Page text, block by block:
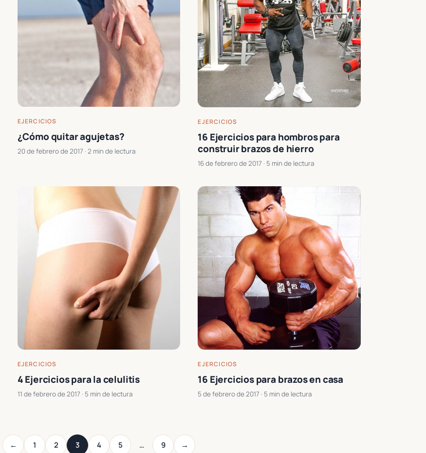
EJERCICIOS
¿Cómo quitar agujetas?
20 de febrero de 2017 · 2 min de lectura
EJERCICIOS
16 Ejercicios para hombros para
construir brazos de hierro
16 de febrero de 2017 · 5 min de lectura
EJERCICIOS
4 Ejercicios para la celulitis
11 de febrero de 2017 · 5 min de lectura
EJERCICIOS
16 Ejercicios para brazos en casa
5 de febrero de 2017 · 5 min de lectura
← 1 2 3 4 5 … 9 →